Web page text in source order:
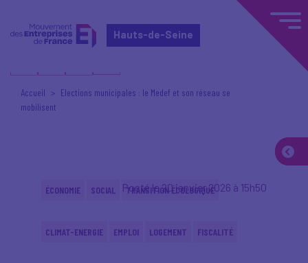
Hauts-de-Seine
Accueil
Elections municipales : le Medef et son réseau se
mobilisent
Posté le 20 janvier 2026 à 15h50
ÉCONOMIE SOCIAL TRANSITION ÉCOLOGIQUE
CLIMAT-ENERGIE EMPLOI LOGEMENT FISCALITÉ